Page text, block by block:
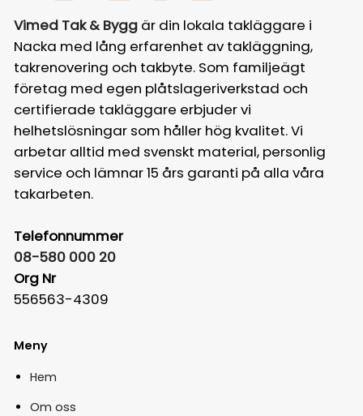
Vimed Tak & Byggär din lokala takläggare i
Nacka med lång erfarenhet av takläggning,
takrenovering och takbyte. Som familjeägt
företag med egen plåtslageriverkstad och
certifierade takläggare erbjuder vi
helhetslösningar som håller hög kvalitet. Vi
arbetar alltid med svenskt material, personlig
service och lämnar 15 års garanti på alla våra
takarbeten.
Telefonnummer
08-580 000 20
Org Nr
556563-4309
Meny
Hem
Om oss